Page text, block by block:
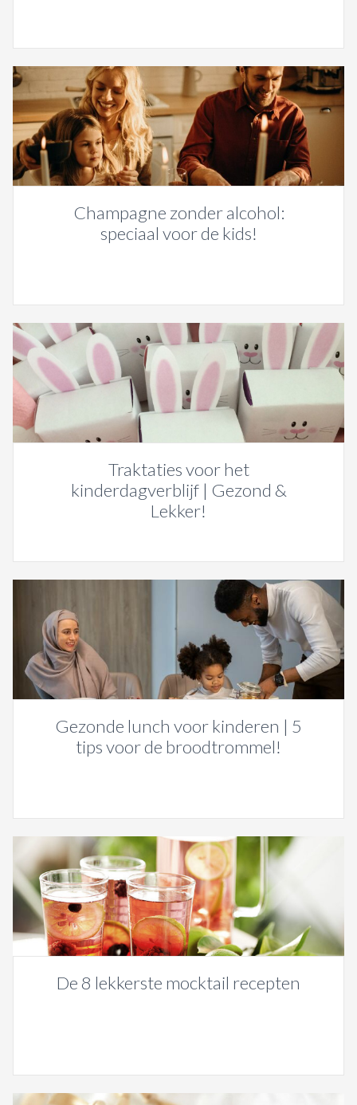
Champagne zonder alcohol:
speciaal voor de kids!
Traktaties voor het
kinderdagverblijf | Gezond &
Lekker!
Gezonde lunch voor kinderen | 5
tips voor de broodtrommel!
De 8 lekkerste mocktail recepten